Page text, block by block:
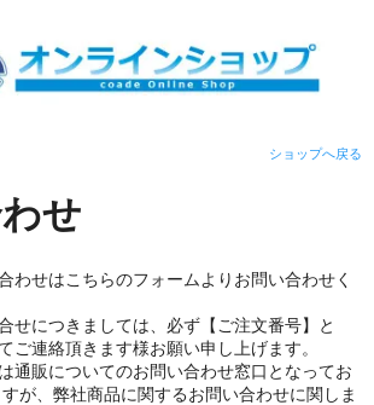
ショップへ戻る
せ
わせはこちらのフォームよりお問い合わせく
せにつきましては、必ず【ご注文番号】と
ご連絡頂きます様お願い申し上げます。
通販についてのお問い合わせ窓口となってお
が、弊社商品に関するお問い合わせに関しま